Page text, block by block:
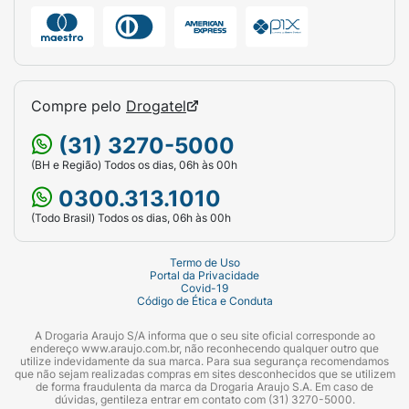
Compre pelo Drogatel
(31) 3270-5000
(BH e Região) Todos os dias, 06h às 00h
0300.313.1010
(Todo Brasil) Todos os dias, 06h às 00h
Termo de Uso
Portal da Privacidade
Covid-19
Código de Ética e Conduta
A Drogaria Araujo S/A informa que o seu site oficial corresponde ao
endereço www.araujo.com.br, não reconhecendo qualquer outro que
utilize indevidamente da sua marca. Para sua segurança recomendamos
que não sejam realizadas compras em sites desconhecidos que se utilizem
de forma fraudulenta da marca da Drogaria Araujo S.A. Em caso de
dúvidas, gentileza entrar em contato com (31) 3270-5000.